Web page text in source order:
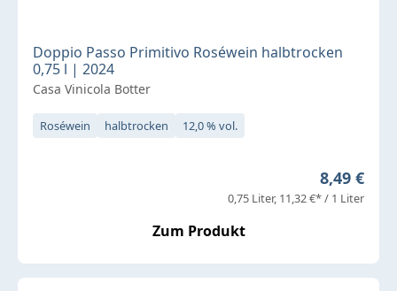
Doppio Passo Primitivo Roséwein halbtrocken
0,75 l | 2024
Casa Vinicola Botter
Roséwein halbtrocken 12,0 % vol.
Regulärer
8,49 €
0,75 Liter 11,32 €* / 1 Liter
Zum Produkt